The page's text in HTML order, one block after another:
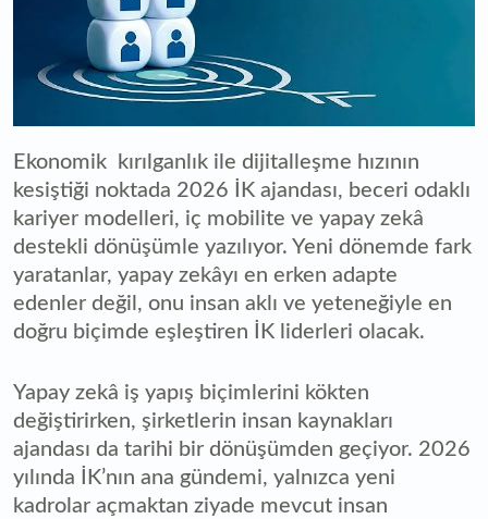
Ekonomik kırılganlık ile dijitalleşme hızının
kesiştiği noktada 2026 İK ajandası, beceri odaklı
kariyer modelleri, iç mobilite ve yapay zekâ
destekli dönüşümle yazılıyor. Yeni dönemde fark
yaratanlar, yapay zekâyı en erken adapte
edenler değil, onu insan aklı ve yeteneğiyle en
doğru biçimde eşleştiren İK liderleri olacak.
Yapay zekâ iş yapış biçimlerini kökten
değiştirirken, şirketlerin insan kaynakları
ajandası da tarihi bir dönüşümden geçiyor. 2026
yılında İK’nın ana gündemi, yalnızca yeni
kadrolar açmaktan ziyade mevcut insan